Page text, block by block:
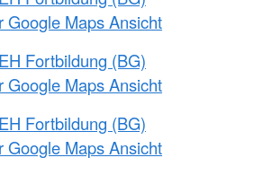
Google Maps Ansicht
Fortbildung (BG)
Google Maps Ansicht
Fortbildung (BG)
Google Maps Ansicht